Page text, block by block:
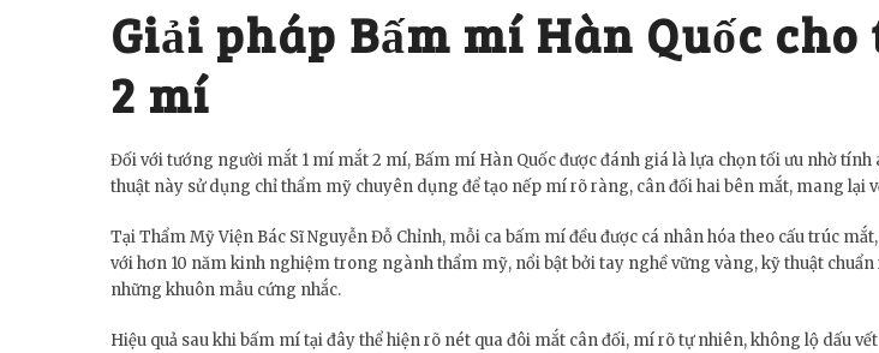
Giải pháp Bấm mí Hàn Quốc
2 mí
Đối với tướng người mắt 1 mí mắt 2 mí, Bấm mí Hàn Quốc được đánh giá là lựa chọn tối ưu nhờ
thuật này sử dụng chỉ thẩm mỹ chuyên dụng để tạo nếp mí rõ ràng, cân đối hai bên mắt, mang lại
Tại Thẩm Mỹ Viện Bác Sĩ Nguyễn Đỗ Chỉnh, mỗi ca bấm mí đều được cá nhân hóa theo cấu trúc
với hơn 10 năm kinh nghiệm trong ngành thẩm mỹ, nổi bật bởi tay nghề vững vàng, kỹ thuật
những khuôn mẫu cứng nhắc.
Hiệu quả sau khi bấm mí tại đây thể hiện rõ nét qua đôi mắt cân đối, mí rõ tự nhiên, không lộ dấu